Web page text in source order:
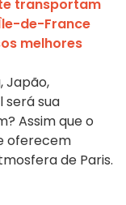
transportam
de-France
melhores
Japão,
será sua
Assim que o
oferecem
de Paris.